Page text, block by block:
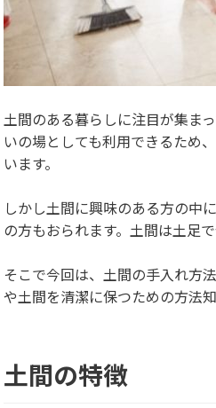
土間のある暮らしに注目が集ま
いの場としても利用できるため
います。
しかし土間に興味のある方の中
の方もおられます。土間は土足
そこで今回は、土間の手入れ方
や土間を清潔に保つための方法
土間の特徴